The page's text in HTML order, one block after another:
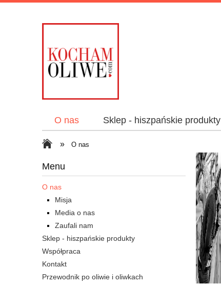
O nas Sklep - hiszpańskie produkty
» O nas
Menu
O nas
Misja
Media o nas
Zaufali nam
Sklep - hiszpańskie produkty
Współpraca
Kontakt
Przewodnik po oliwie i oliwkach